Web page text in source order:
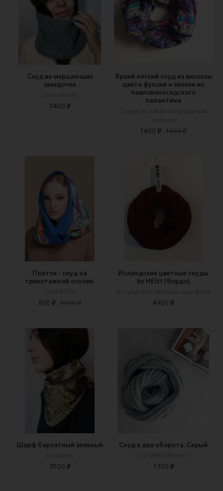
Снуд из мерцающих
звездочек
Little needle
2400 ₽
Яркий лёгкий снуд из вискозы
цвета фуксии и зелени из
павловопосадского
палантина
Снуды из павловопосадских
платков
1400 ₽ 1600 ₽
Платок - снуд на
трикотажной основе.
ONPAON
800 ₽ 2100 ₽
Исландские цветные снуды
by HEItt (бордо)
Исландские цветные шарфики
4900 ₽
Шарф бархатный зеленый
kraikadra
7500 ₽
Снуд в два оборота. Серый
SOMBRA.Winter
1700 ₽